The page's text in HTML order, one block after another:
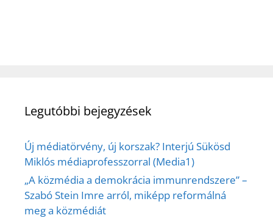
Legutóbbi bejegyzések
Új médiatörvény, új korszak? Interjú Sükösd
Miklós médiaprofesszorral (Media1)
„A közmédia a demokrácia immunrendszere” –
Szabó Stein Imre arról, miképp reformálná
meg a közmédiát